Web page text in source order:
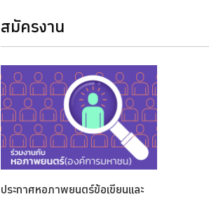
สมัครงาน
ประกาศหอภาพยนตร์ข้อเขียนและ